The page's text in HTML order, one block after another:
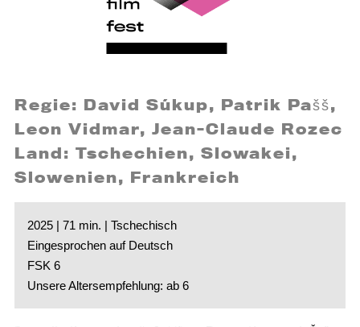
Regie: David Súkup, Patrik Pašš,
Leon Vidmar, Jean-Claude Rozec
Land: Tschechien, Slowakei,
Slowenien, Frankreich
2025 | 71 min. | Tschechisch
Eingesprochen auf Deutsch
FSK 6
Unsere Altersempfehlung: ab 6